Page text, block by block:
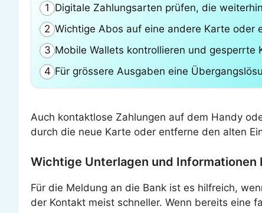
1 Digitale Zahlungsarten prüfen, die
2 Wichtige Abos auf eine andere Karte oder
3 Mobile Wallets kontrollieren und gesperrte
4 Für grössere Ausgaben eine
Auch kontaktlose Zahlungen auf dem Handy
durch die neue Karte oder entferne den alten
Wichtige Unterlagen und Informationen
Für die Meldung an die Bank ist es hilfreich,
der Kontakt meist schneller. Wenn bereits eine